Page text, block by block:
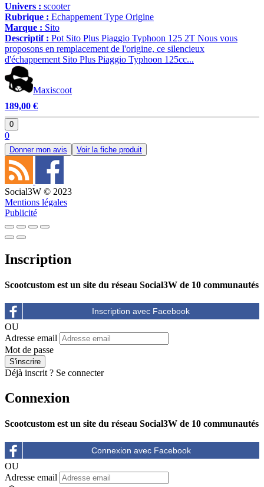
Univers : scooter
Rubrique : Echappement Type Origine
Marque : Sito
Descriptif : Pot Sito Plus Piaggio Typhoon 125 2T Nous vous
proposons en remplacement de l'origine, ce silencieux
d'échappement Sito Plus Piaggio Typhoon 125cc...
Maxiscoot
189,00 €
0
0
Donner mon avis Voir la fiche produit
Social3W © 2023
Mentions légales
Publicité
Inscription
Scootcustom est un site du réseau Social3W de 10 communautés
OU
Adresse email
Mot de passe
Déjà inscrit ? Se connecter
Connexion
Scootcustom est un site du réseau Social3W de 10 communautés
OU
Adresse email